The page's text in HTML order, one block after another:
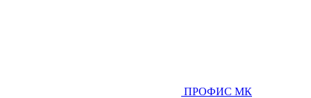
ПРОФИС МК